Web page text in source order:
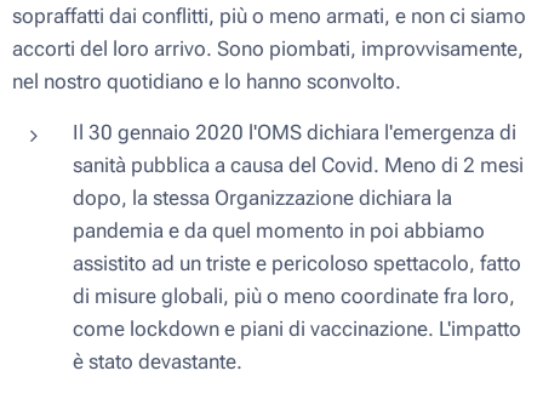
sopraffatti dai conflitti, più o meno armati, e non ci siamo
accorti del loro arrivo. Sono piombati, improvvisamente,
nel nostro quotidiano e lo hanno sconvolto.
Il 30 gennaio 2020 l'OMS dichiara l'emergenza di
sanità pubblica a causa del Covid. Meno di 2 mesi
dopo, la stessa Organizzazione dichiara la
pandemia e da quel momento in poi abbiamo
assistito ad un triste e pericoloso spettacolo, fatto
di misure globali, più o meno coordinate fra loro,
come lockdown e piani di vaccinazione. L'impatto
è stato devastante.